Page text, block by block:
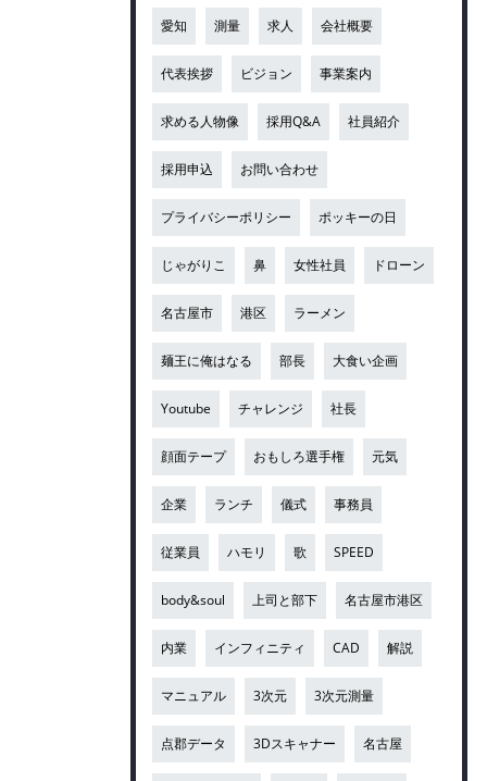
愛知 測量 求人 会社概要
代表挨拶 ビジョン 事業案内
求める人物像 採用Q&A 社員紹介
採用申込 お問い合わせ
プライバシーポリシー ポッキーの日
じゃがりこ 鼻 女性社員 ドローン
名古屋市 港区 ラーメン
麺王に俺はなる 部長 大食い企画
Youtube チャレンジ 社長
顔面テープ おもしろ選手権 元気
企業 ランチ 儀式 事務員
従業員 ハモリ 歌 SPEED
body&soul 上司と部下 名古屋市港区
内業 インフィニティ CAD 解説
マニュアル 3次元 3次元測量
点郡データ 3Dスキャナー 名古屋